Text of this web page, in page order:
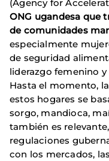
(Agency for
ONG ugandesa que
de comunidades
especialmente
de seguridad
liderazgo femenino
Hasta el momento,
estos hogares se
sorgo, mandioca,
también es
regulaciones
con los mercados,